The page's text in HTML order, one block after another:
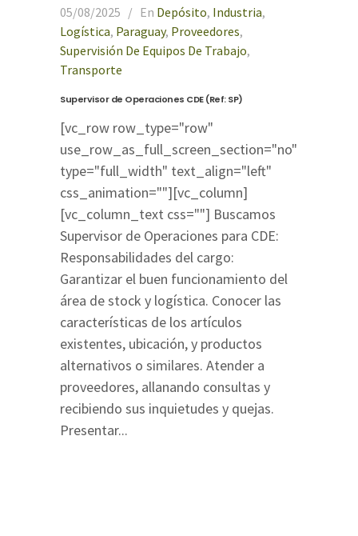
05/08/2025 En Depósito, Industria,
Logística, Paraguay, Proveedores,
Supervisión De Equipos De Trabajo,
Transporte
Supervisor de Operaciones CDE (Ref: SP)
[vc_row row_type="row"
use_row_as_full_screen_section="no"
type="full_width" text_align="left"
css_animation=""][vc_column]
[vc_column_text css=""] Buscamos
Supervisor de Operaciones para CDE:
Responsabilidades del cargo:
Garantizar el buen funcionamiento del
área de stock y logística. Conocer las
características de los artículos
existentes, ubicación, y productos
alternativos o similares. Atender a
proveedores, allanando consultas y
recibiendo sus inquietudes y quejas.
Presentar...